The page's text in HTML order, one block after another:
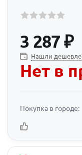
3 287₽
Нашли
Нет в
Покупка в городе: